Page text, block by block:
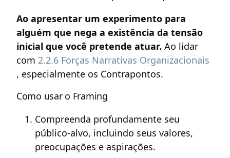
Ao apresentar um experimento para
alguém que nega a existência da tensão
inicial que você pretende atuar. Ao lidar
com 2.2.6 Forças Narrativas Organizacionais
, especialmente os Contrapontos.
Como usar o Framing
Compreenda profundamente seu
público-alvo, incluindo seus valores,
preocupações e aspirações.